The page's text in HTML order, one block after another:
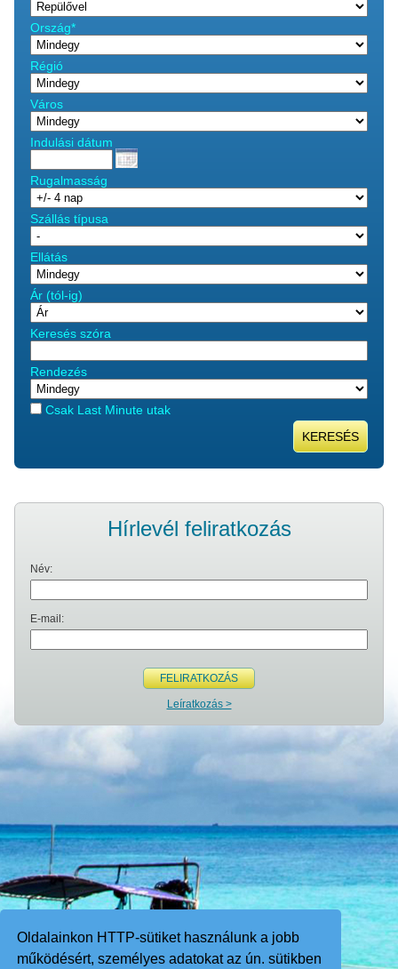
Oldalainkon HTTP-sütiket használunk a jobb
működésért, személyes adatokat az ún. sütikben
Ország*
Régió
Város
Indulási dátum
Rugalmasság
Szállás típusa
Ellátás
Ár (tól-ig)
Keresés szóra
Rendezés
Csak Last Minute utak
KERESÉS
Hírlevél feliratkozás
Név:
E-mail:
FELIRATKOZÁS
Leíratkozás >